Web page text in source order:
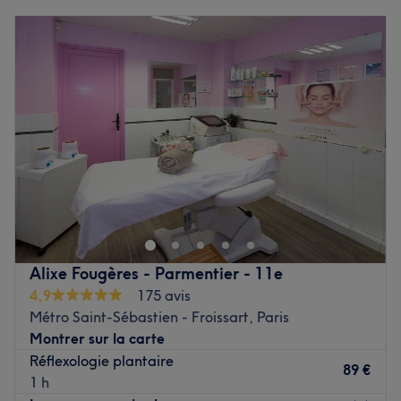
Mardi
Mercredi
10:00–19:00
10:00
19:00
Vendredi
10:00–19:00
10:00–19:00
Dimanche
Fermé
O Zen Être est un institut de beauté et de bien-être
spécialisé en thérapies énergétiques chinoises situé dans
le 11ème arrondissement de Paris, dans le quartier
d'Oberkampf, à proximité du métro Parmentier.
Besoin d'un temps de pause pour faire place à la détente
et au calme ? Pénétrez au cœur d'un espace zen aux
teintes roses et blanches, imprégné de sérénité et de
douceur.
Chouchouté par une véritable équipe de professionnels,
Alixe Fougères - Parmentier - 11e
4,9
175 avis
Métro Saint-Sébastien - Froissart, Paris
Montrer sur la carte
Réflexologie plantaire
1 h
89 €